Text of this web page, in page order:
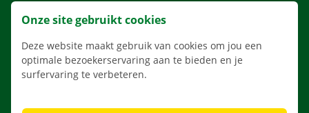
APP
Onze site gebruikt cookies
Deze website maakt gebruik van cookies om jou een
optimale bezoekerservaring aan te bieden en je
surfervaring te verbeteren.